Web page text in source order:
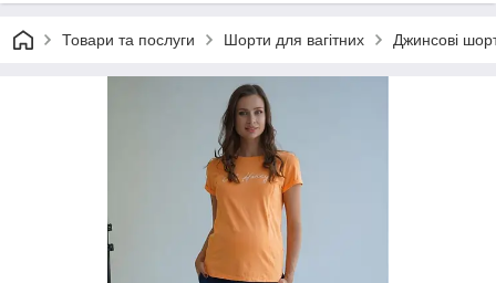
Товари та послуги Шорти для вагітних Джинсові